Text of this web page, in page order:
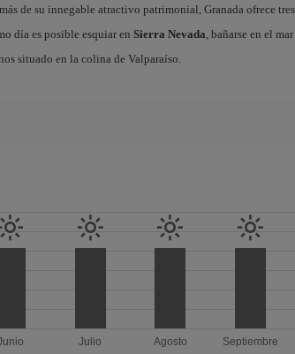
de su innegable atractivo patrimonial, Granada ofrece
día es posible esquiar en Sierra Nevada, bañarse en el
situado en la colina de Valparaíso.
Julio
Agosto
Septiembre